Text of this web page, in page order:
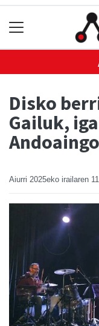
Disko
Gailuk,
Aiurri 2025eko irailaren 11